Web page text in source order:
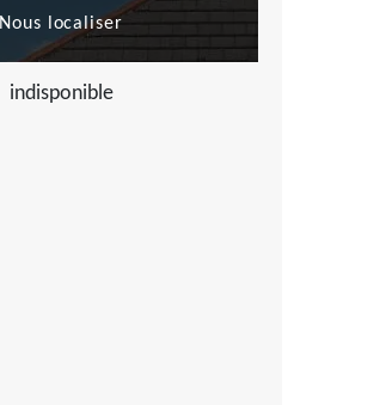
Nous localiser
indisponible